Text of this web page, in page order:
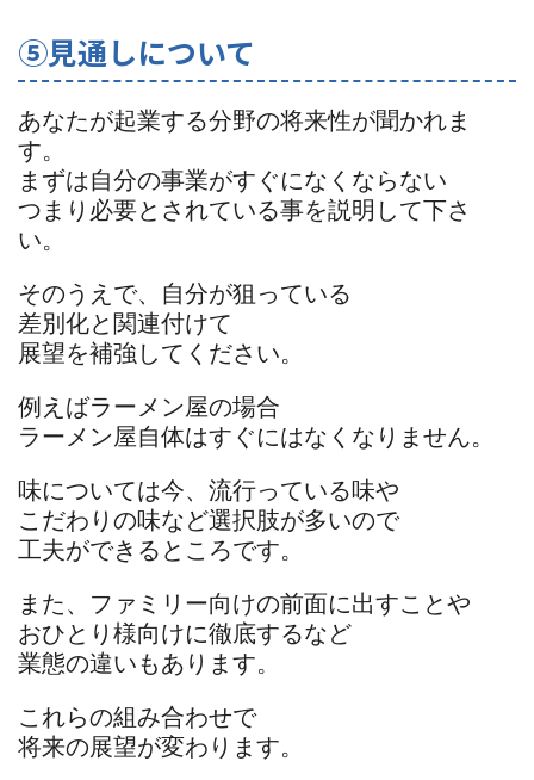
⑤見通しについて
あなたが起業する分野の将来性が聞かれま
す。
まずは自分の事業がすぐになくならない
つまり必要とされている事を説明して下さ
い。
そのうえで、自分が狙っている
差別化と関連付けて
展望を補強してください。
例えばラーメン屋の場合
ラーメン屋自体はすぐにはなくなりません。
味については今、流行っている味や
こだわりの味など選択肢が多いので
工夫ができるところです。
また、ファミリー向けの前面に出すことや
おひとり様向けに徹底するなど
業態の違いもあります。
これらの組み合わせで
将来の展望が変わります。